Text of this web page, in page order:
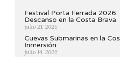
Festival Porta Ferrada 2026:
Descanso en la Costa Brava
julio 21, 2026
Cuevas Submarinas en la
Inmersión
julio 14, 2026